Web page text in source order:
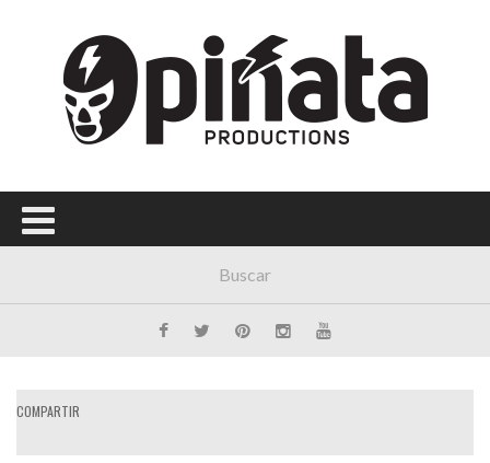
Menú Principal
PORTADA
CONCIERTOS
FESTIVALES
COMPARTIR